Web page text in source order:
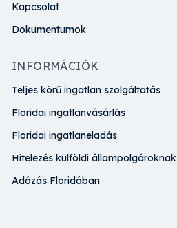
Kapcsolat
Dokumentumok
INFORMÁCIÓK
Teljes körű ingatlan szolgáltatás
Floridai ingatlanvásárlás
Floridai ingatlaneladás
Hitelezés külföldi állampolgároknak
Adózás Floridában